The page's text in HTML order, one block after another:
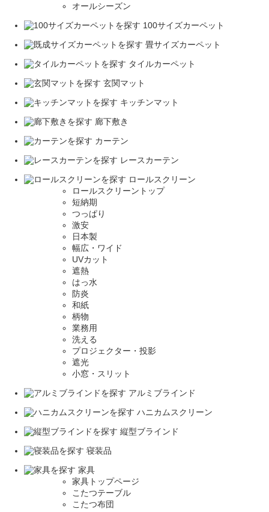
オールシーズン
100サイズカーペット
畳サイズカーペット
タイルカーペット
玄関マット
キッチンマット
廊下敷き
カーテン
レースカーテン
ロールスクリーン
ロールスクリーントップ
短納期
つっぱり
激安
日本製
幅広・ワイド
UVカット
遮熱
はっ水
防炎
和紙
柄物
業務用
洗える
プロジェクター・投影
遮光
小窓・スリット
アルミブラインド
ハニカムスクリーン
縦型ブラインド
寝装品
家具
家具トップページ
こたつテーブル
こたつ布団